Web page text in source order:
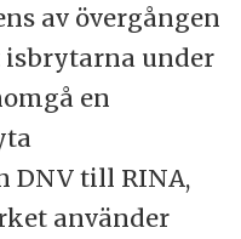
av övergången
under
en
DNV till RINA,
använder